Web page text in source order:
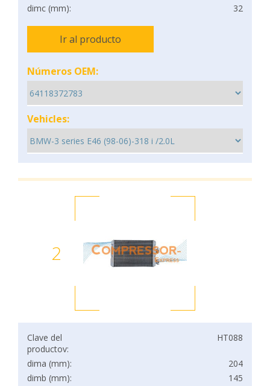
dimc (mm):
32
Ir al producto
Números OEM:
Vehicles:
2
Clave del
productov:
HT088
dima (mm):
204
dimb (mm):
145